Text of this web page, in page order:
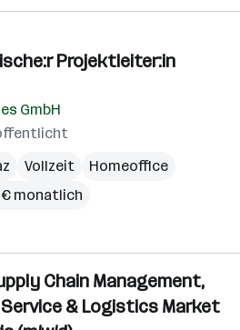
Projektleiter:in
GmbH
Vollzeit
Homeoffice
€ monatlich
Chain Management,
& Logistics Market